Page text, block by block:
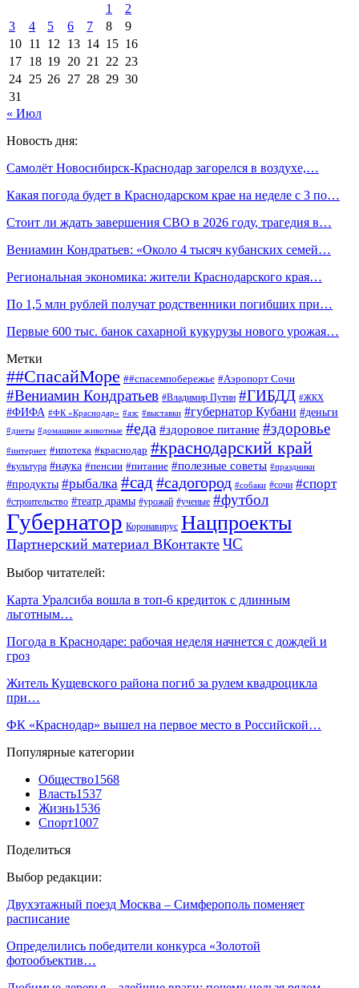
1
2
3
4 5 6 7 8
9
10 11 12 13 14 15 16
17 18 19 20 21 22 23
24 25 26 27 28 29 30
31
« Июл
Новость дня:
Самолёт Новосибирск-Краснодар загорелся в воздухе,…
Какая погода будет в Краснодарском крае на неделе с 3 по…
Стоит ли ждать завершения СВО в 2026 году, трагедия в…
Вениамин Кондратьев: «Около 4 тысяч кубанских семей…
Региональная экономика: жители Краснодарского края…
По 1,5 млн рублей получат родственники погибших при…
Первые 600 тыс. банок сахарной кукурузы нового урожая…
Метки
##СпасайМоре ##спасемпобережье #Аэропорт Сочи
#Вениамин Кондратьев #Владимир Путин #ГИБДД #ЖКХ
#ФИФА #ФК «Краснодар» #азс #выставки #губернатор Кубани #деньги
#диеты #домашние животные #еда #здоровое питание #здоровье
#интернет #ипотека #краснодар #краснодарский край
#культура #наука #пенсии #питание #полезные советы #праздники
#продукты #рыбалка #сад #садогород #собаки #сочи #спорт
#строительство #театр драмы #урожай #ученые #футбол
Губернатор Коронавирус Нацпроекты
Партнерский материал ВКонтакте ЧС
Выбор читателей:
Карта Уралсиба вошла в топ-6 кредиток с длинным
льготным…
Погода в Краснодаре: рабочая неделя начнется с дождей и
гроз
Житель Кущевского района погиб за рулем квадроцикла
при…
ФК «Краснодар» вышел на первое место в Российской…
Популярные категории
Общество1568
Власть1537
Жизнь1536
Спорт1007
Поделиться
Выбор редакции:
Двухэтажный поезд Москва – Симферополь поменяет
расписание
Определились победители конкурса «Золотой
фотообъектив…